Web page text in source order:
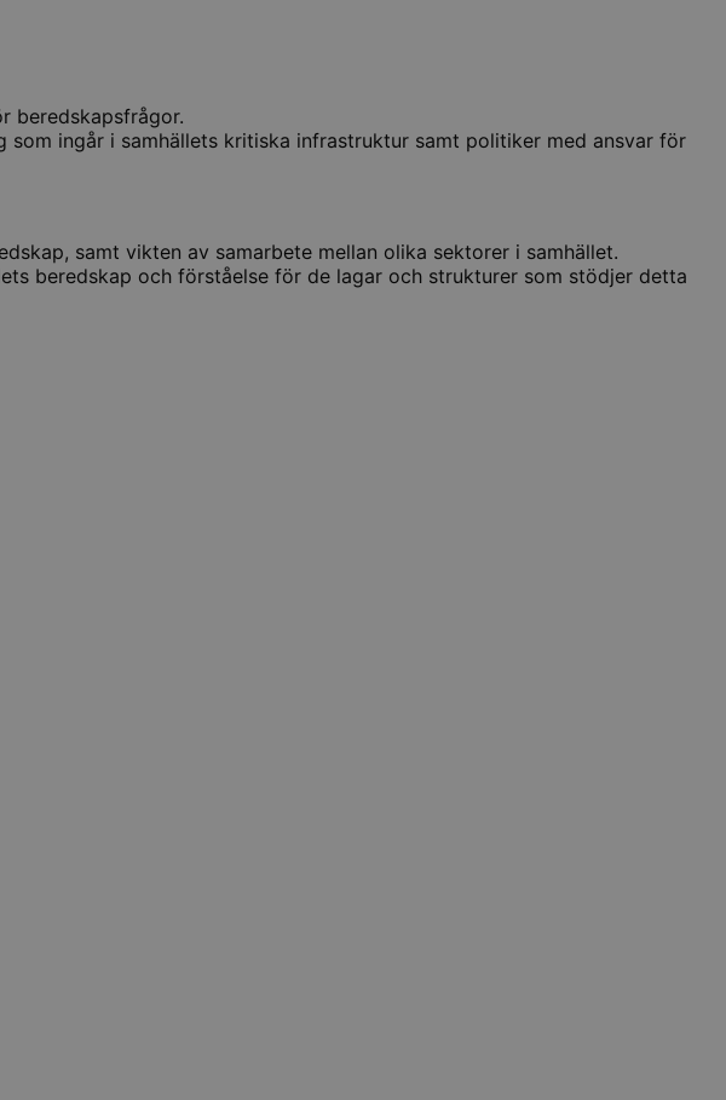
beredskapsfrågor.
ingår i samhällets kritiska infrastruktur samt politiker med ansvar för
samt vikten av samarbete mellan olika sektorer i samhället.
beredskap och förståelse för de lagar och strukturer som stödjer detta